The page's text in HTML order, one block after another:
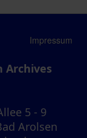
Impressum
Archives
5 - 9
Arolsen